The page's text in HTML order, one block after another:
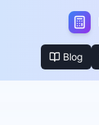
Blog